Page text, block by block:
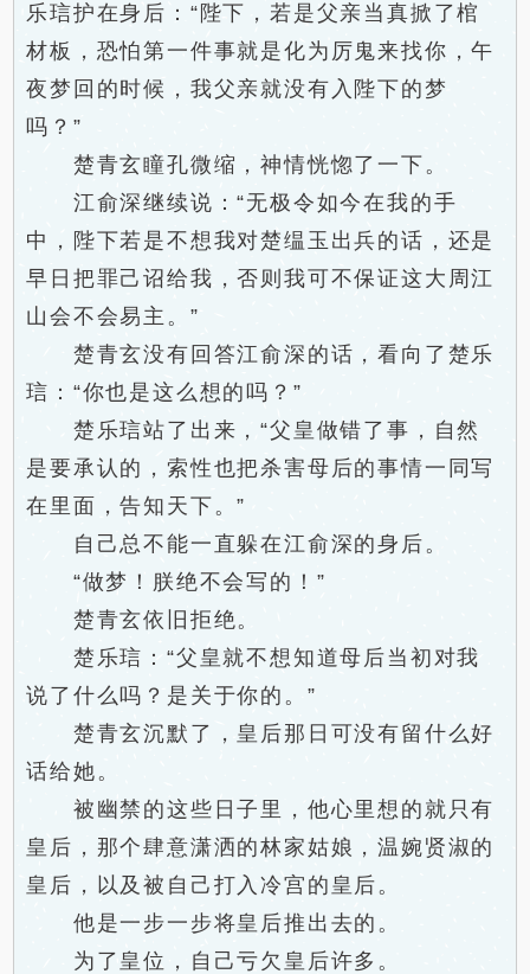
乐琂护在身后：“陛下，若是父亲当真掀了棺
材板，恐怕第一件事就是化为厉鬼来找你，午
夜梦回的时候，我父亲就没有入陛下的梦
吗？”
楚青玄瞳孔微缩，神情恍惚了一下。
江俞深继续说：“无极令如今在我的手
中，陛下若是不想我对楚缊玉出兵的话，还是
早日把罪己诏给我，否则我可不保证这大周江
山会不会易主。”
楚青玄没有回答江俞深的话，看向了楚乐
琂：“你也是这么想的吗？”
楚乐琂站了出来，“父皇做错了事，自然
是要承认的，索性也把杀害母后的事情一同写
在里面，告知天下。”
自己总不能一直躲在江俞深的身后。
“做梦！朕绝不会写的！”
楚青玄依旧拒绝。
楚乐琂：“父皇就不想知道母后当初对我
说了什么吗？是关于你的。”
楚青玄沉默了，皇后那日可没有留什么好
话给她。
被幽禁的这些日子里，他心里想的就只有
皇后，那个肆意潇洒的林家姑娘，温婉贤淑的
皇后，以及被自己打入冷宫的皇后。
他是一步一步将皇后推出去的。
为了皇位，自己亏欠皇后许多。